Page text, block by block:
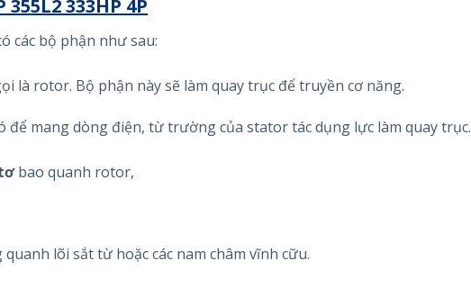
355L2 333HP 4P
các bộ phận như sau:
là rotor. Bộ phận này sẽ làm quay trục để truyền cơ năng.
để mang dòng điện, từ trường của stator tác dụng lực làm quay trục.
bao quanh rotor,
lõi sắt từ hoặc các nam châm vĩnh cữu.